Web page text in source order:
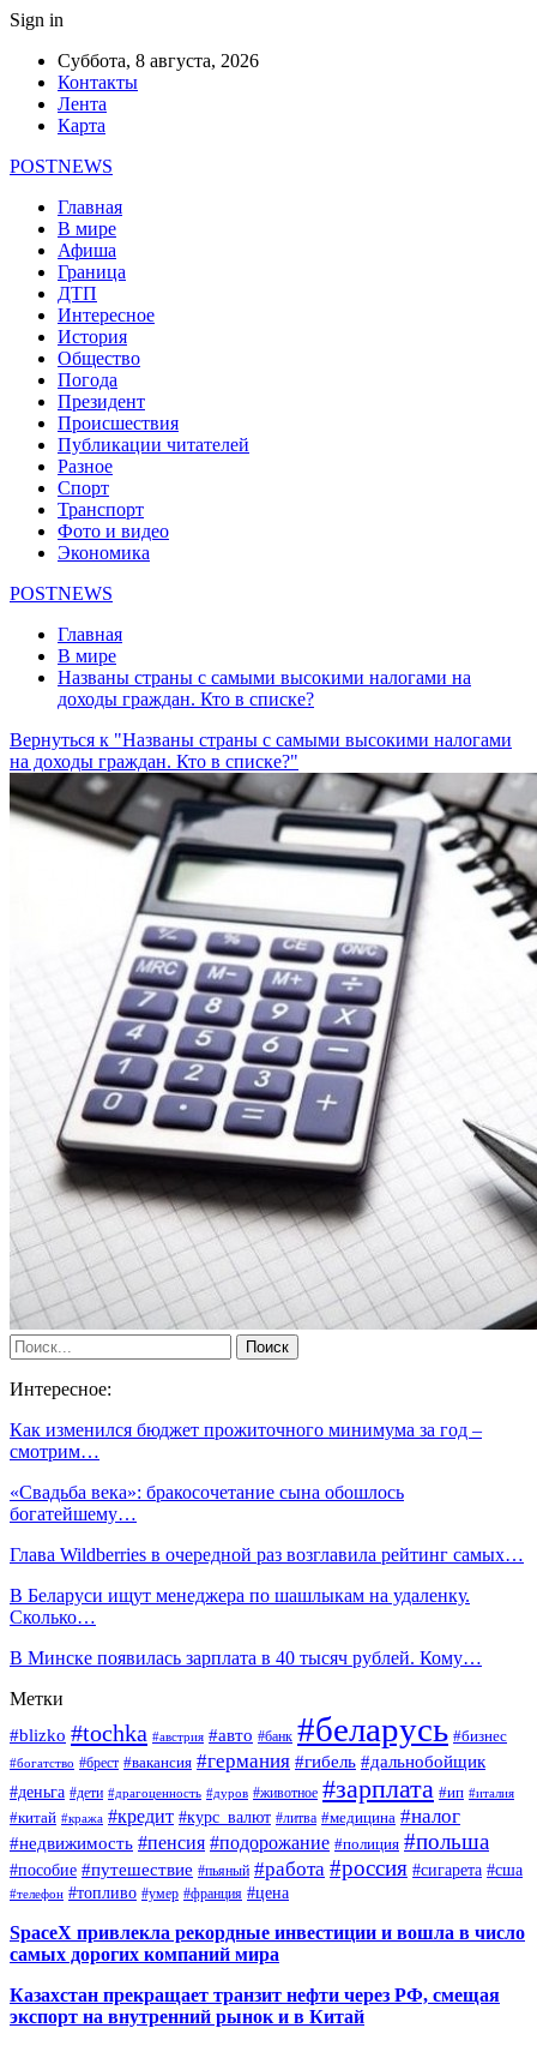
Sign in
Суббота, 8 августа, 2026
Контакты
Лента
Карта
POSTNEWS
Главная
В мире
Афиша
Граница
ДТП
Интересное
История
Общество
Погода
Президент
Происшествия
Публикации читателей
Разное
Спорт
Транспорт
Фото и видео
Экономика
POSTNEWS
Главная
В мире
Названы страны с самыми высокими налогами на
доходы граждан. Кто в списке?
Вернуться к "Названы страны с самыми высокими налогами
на доходы граждан. Кто в списке?"
Интересное:
Как изменился бюджет прожиточного минимума за год –
смотрим…
«Свадьба века»: бракосочетание сына обошлось
богатейшему…
Глава Wildberries в очередной раз возглавила рейтинг самых…
В Беларуси ищут менеджера по шашлыкам на удаленку.
Сколько…
В Минске появилась зарплата в 40 тысяч рублей. Кому…
Метки
#blizko #tochka #австрия #авто #банк #беларусь #бизнес
#богатство #брест #вакансия #германия #гибель #дальнобойщик
#деньга #дети #драгоценность #дуров #животное #зарплата #ип #италия
#китай #кража #кредит #курс_валют #литва #медицина #налог
#недвижимость #пенсия #подорожание #полиция #польша
#пособие #путешествие #пьяный #работа #россия #сигарета #сша
#телефон #топливо #умер #франция #цена
SpaceX привлекла рекордные инвестиции и вошла в число
самых дорогих компаний мира
Казахстан прекращает транзит нефти через РФ, смещая
экспорт на внутренний рынок и в Китай